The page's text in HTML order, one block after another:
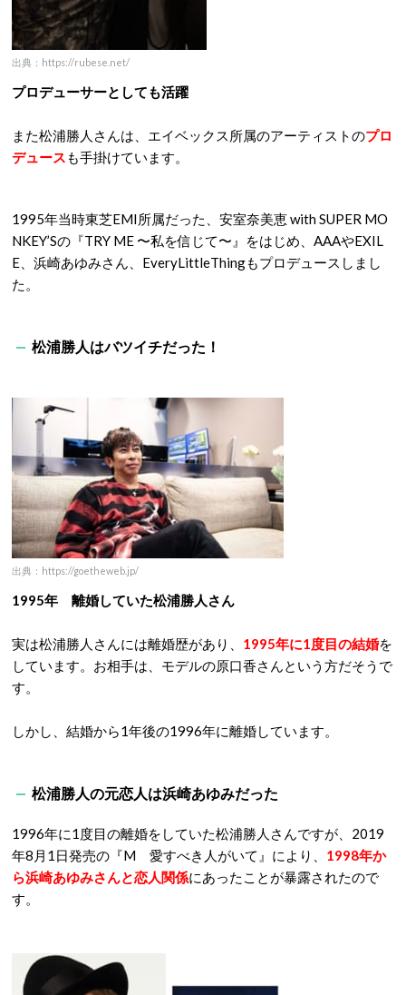
出典：https://rubese.net/
プロデューサーとしても活躍
また松浦勝人さんは、エイベックス所属のアーティストのプロ
デュースも手掛けています。
1995年当時東芝EMI所属だった、安室奈美恵 with SUPER MO
NKEY’Sの『TRY ME 〜私を信じて〜』をはじめ、AAAやEXIL
E、浜崎あゆみさん、EveryLittleThingもプロデュースしまし
た。
松浦勝人はバツイチだった！
出典：https://goetheweb.jp/
1995年 離婚していた松浦勝人さん
実は松浦勝人さんには離婚歴があり、 1995年に1度目の結婚を
しています。お相手は、モデルの原口香さんという方だそうで
す。
しかし、結婚から1年後の1996年に離婚しています。
松浦勝人の元恋人は浜崎あゆみだった
1996年に1度目の離婚をしていた松浦勝人さんですが、2019
年8月1日発売の『M 愛すべき人がいて』により、 1998年か
ら浜崎あゆみさんと恋人関係にあったことが暴露されたので
す。